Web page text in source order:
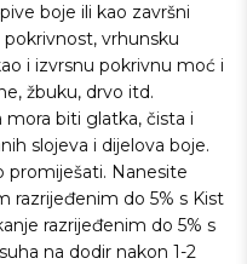
boje ili kao završni
vrhunsku
i izvrsnu pokrivnu moć i
žbuku, drvo itd.
biti glatka, čista i
slojeva i dijelova boje.
promiješati. Nanesite
razrijeđenim do 5% s Kist
razrijeđenim do 5% s
na dodir nakon 1-2